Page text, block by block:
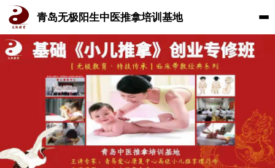
青岛无极阳生中医推拿培训基地